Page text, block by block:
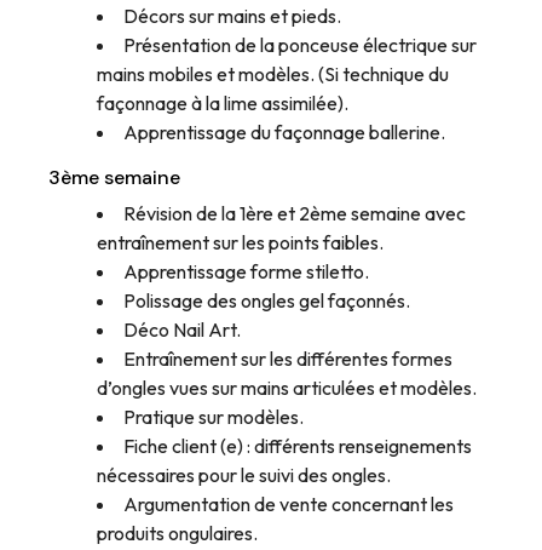
Décors sur mains et pieds.
Présentation de la ponceuse électrique sur
mains mobiles et modèles. (Si technique du
façonnage à la lime assimilée).
Apprentissage du façonnage ballerine.
3ème semaine
Révision de la 1ère et 2ème semaine avec
entraînement sur les points faibles.
Apprentissage forme stiletto.
Polissage des ongles gel façonnés.
Déco Nail Art.
Entraînement sur les différentes formes
d’ongles vues sur mains articulées et modèles.
Pratique sur modèles.
Fiche client (e) : différents renseignements
nécessaires pour le suivi des ongles.
Argumentation de vente concernant les
produits ongulaires.